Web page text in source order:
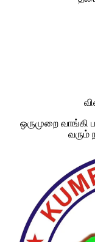
ஒருமுறை வாங்கி
வரும்